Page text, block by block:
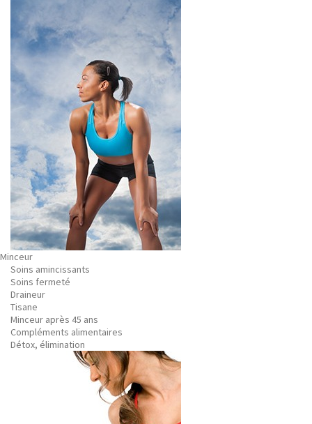
Minceur
Soins amincissants
Soins fermeté
Draineur
Tisane
Minceur après 45 ans
Compléments alimentaires
Détox, élimination